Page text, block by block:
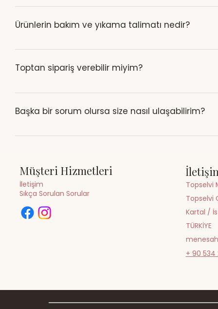
Müşterinin fotoğrafı, ismi, yazısı, ölçüsü veya özel
Ürünlerin bakım ve yıkama talimatı nedir?
Ürünün kumaşına göre bakım koşulları değişebileceği
Toptan sipariş verebilir miyim?
Evet. Toptan sipariş, fiyat ve üretim süreci hakkında
Başka bir sorum olursa size nasıl ulaşabilirim?
WhatsApp üzerinden 0534 294 86 90 numarasına
Müşteri Hizmetleri
İletişim
Sıkça Sorulan Sorular
+ 90
Topselvi
Topselvi
Kartal /
TÜRKİYE